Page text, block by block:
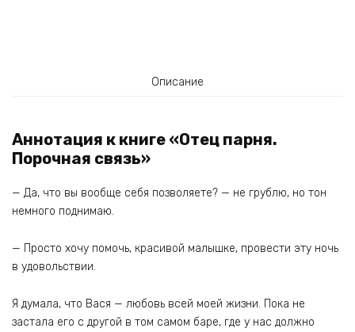
Описание
Аннотация к книге «Отец парня.
Порочная связь»
— Да, что вы вообще себя позволяете? — не грублю, но тон
немного поднимаю.
— Просто хочу помочь, красивой малышке, провести эту ночь
в удовольствии.
Я думала, что Вася — любовь всей моей жизни. Пока не
застала его с другой в том самом баре, где у нас должно